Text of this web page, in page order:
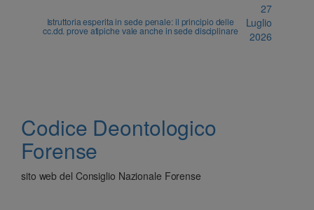
Istruttoria esperita in sede penale: il principio delle
cc.dd. prove atipiche vale anche in sede disciplinare
27
Luglio
2026
Codice Deontologico
Forense
sito web del Consiglio Nazionale Forense